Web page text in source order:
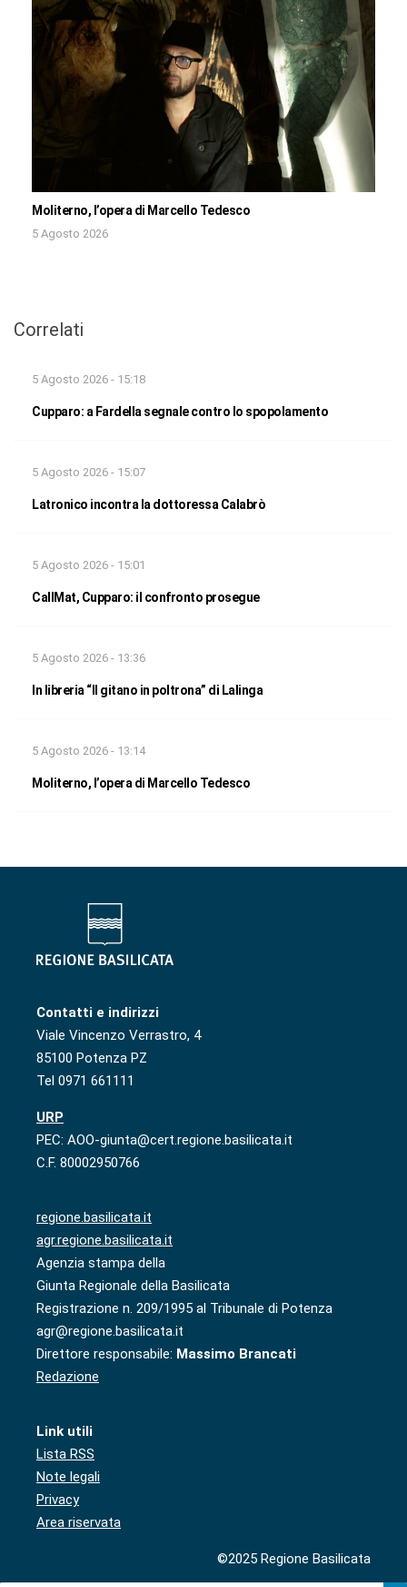
Moliterno, l’opera di Marcello Tedesco
5 Agosto 2026
Correlati
5 Agosto 2026 - 15:18
Cupparo: a Fardella segnale contro lo spopolamento
5 Agosto 2026 - 15:07
Latronico incontra la dottoressa Calabrò
5 Agosto 2026 - 15:01
CallMat, Cupparo: il confronto prosegue
5 Agosto 2026 - 13:36
In libreria “Il gitano in poltrona” di Lalinga
5 Agosto 2026 - 13:14
Moliterno, l’opera di Marcello Tedesco
Contatti e indirizzi
Viale Vincenzo Verrastro, 4
85100 Potenza PZ
Tel 0971 661111
URP
PEC: AOO-giunta@cert.regione.basilicata.it
C.F. 80002950766
regione.basilicata.it
agr.regione.basilicata.it
Agenzia stampa della
Giunta Regionale della Basilicata
Registrazione n. 209/1995 al Tribunale di Potenza
agr@regione.basilicata.it
Direttore responsabile: Massimo Brancati
Redazione
Link utili
Lista RSS
Note legali
Privacy
Area riservata
©2025 Regione Basilicata